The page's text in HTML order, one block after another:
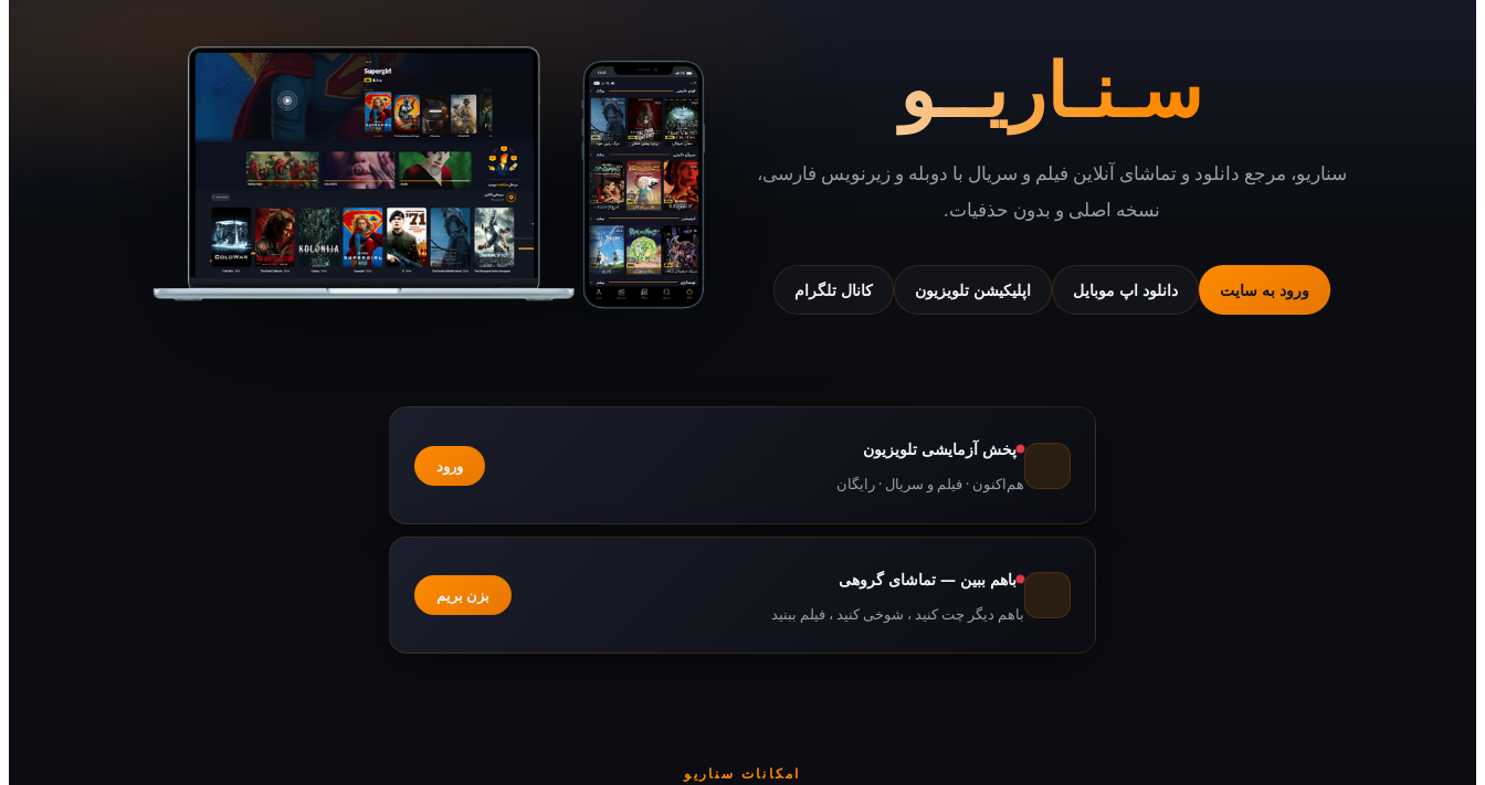
سـنـاریــو
سناریو، مرجع دانلود و تماشای آنلاین فیلم و سریال با دوبله و زیرنویس فارسی،
نسخه اصلی و بدون حذفیات.
ورود به سایت دانلود اپ موبایل اپلیکیشن تلویزیون کانال تلگرام
پخش آزمایشی تلویزیون
هم‌اکنون · فیلم و سریال · رایگان
ورود
باهم ببین — تماشای گروهی
باهم دیگر چت کنید ، شوخی کنید ، فیلم ببنید
بزن بریم
امکانات سناریو